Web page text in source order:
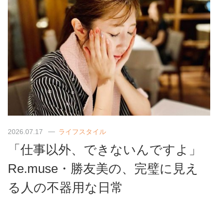
2026.07.17 ライフスタイル
「仕事以外、できないんですよ」
Re.muse・勝友美の、完璧に見え
る人の不器用な日常